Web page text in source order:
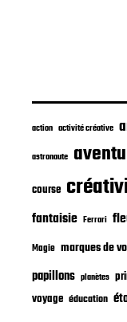
t
o
action activité créative
astronaute
course
fantaisie Ferrari
Magie marques de
papillons planètes
voyage éducation